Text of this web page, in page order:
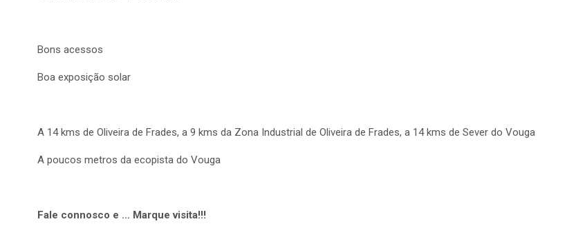
Bons acessos
Boa exposição solar
A 14 kms de Oliveira de Frades, a 9 kms da Zona Industrial de Oliveira de Frades, a 14 kms de Sever do Vouga
A poucos metros da ecopista do Vouga
Fale connosco e … Marque visita!!!